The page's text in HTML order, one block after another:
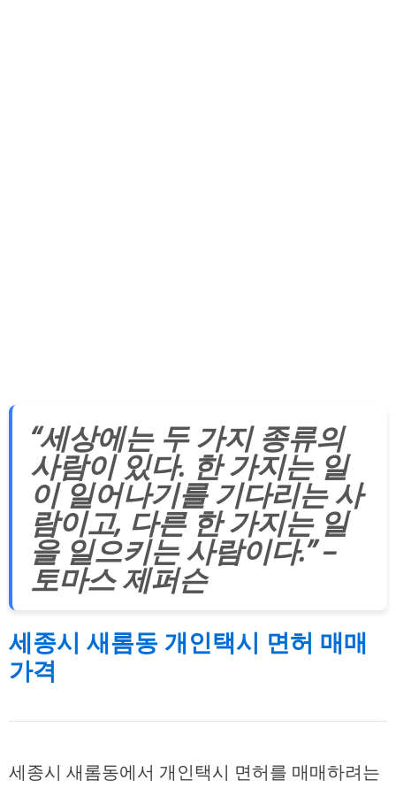
“세상에는 두 가지 종류의
사람이 있다. 한 가지는 일
이 일어나기를 기다리는 사
람이고, 다른 한 가지는 일
을 일으키는 사람이다.” –
토마스 제퍼슨
세종시 새롬동 개인택시 면허 매매
가격
세종시 새롬동에서 개인택시 면허를 매매하려는